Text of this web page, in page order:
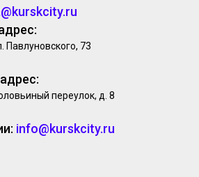
Павлуновского, 73
переулок, д. 8
info@kurskcity.ru